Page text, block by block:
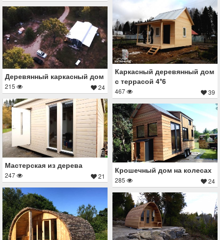
Каркасный деревянный дом
с террасой 4*6
467 39
Деревянный каркасный дом
215 24
Мастерская из дерева
247 21
Крошечный дом на колесах
285 24